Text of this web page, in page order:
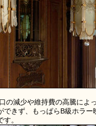
の減少や維持費の高騰によ
できず、もっぱらB級ホラ
。